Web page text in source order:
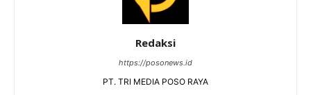
Redaksi
https://posonews.id
PT. TRI MEDIA POSO RAYA